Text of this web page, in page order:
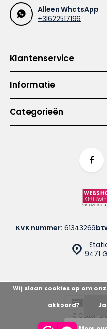
Alleen WhatsApp
+31622517196
Klantenservice
Informatie
Categorieën
9471
KVK nummer: 61343269
© Cotton
Wij slaan cookies op om
akkoord? Ja